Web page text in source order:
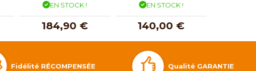
EN STOCK !
184,90 €
EN STOCK !
140,00 €
Fidélité RÉCOMPENSÉE Qualité GARANTIE